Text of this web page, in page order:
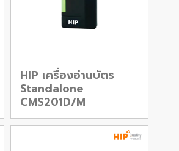
HIP เครื่องอ่านบัตร
Standalone
CMS201D/M